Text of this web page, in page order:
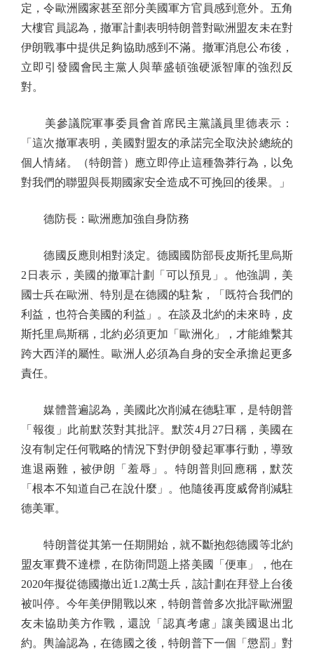
定，令歐洲國家甚至部分美國軍方官員感到意外。五角
大樓官員認為，撤軍計劃表明特朗普對歐洲盟友未在對
伊朗戰事中提供足夠協助感到不滿。撤軍消息公布後，
立即引發國會民主黨人與華盛頓強硬派智庫的強烈反
對。
美參議院軍事委員會首席民主黨議員里德表示：
「這次撤軍表明，美國對盟友的承諾完全取決於總統的
個人情緒。（特朗普）應立即停止這種魯莽行為，以免
對我們的聯盟與長期國家安全造成不可挽回的後果。」
德防長：歐洲應加強自身防務
德國反應則相對淡定。德國國防部長皮斯托里烏斯
2日表示，美國的撤軍計劃「可以預見」。他強調，美
國士兵在歐洲、特別是在德國的駐紮，「既符合我們的
利益，也符合美國的利益」。在談及北約的未來時，皮
斯托里烏斯稱，北約必須更加「歐洲化」，才能維繫其
跨大西洋的屬性。歐洲人必須為自身的安全承擔起更多
責任。
媒體普遍認為，美國此次削減在德駐軍，是特朗普
「報復」此前默茨對其批評。默茨4月27日稱，美國在
沒有制定任何戰略的情況下對伊朗發起軍事行動，導致
進退兩難，被伊朗「羞辱」。特朗普則回應稱，默茨
「根本不知道自己在說什麼」。他隨後再度威脅削減駐
德美軍。
特朗普從其第一任期開始，就不斷抱怨德國等北約
盟友軍費不達標，在防衛問題上搭美國「便車」，他在
2020年擬從德國撤出近1.2萬士兵，該計劃在拜登上台後
被叫停。今年美伊開戰以來，特朗普曾多次批評歐洲盟
友未協助美方作戰，還說「認真考慮」讓美國退出北
約。輿論認為，在德國之後，特朗普下一個「懲罰」對